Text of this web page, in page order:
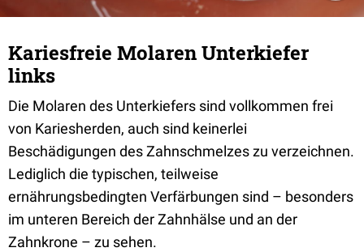
Kariesfreie Molaren Unterkiefer
links
Die Molaren des Unterkiefers sind vollkommen frei
von Kariesherden, auch sind keinerlei
Beschädigungen des Zahnschmelzes zu verzeichnen.
Lediglich die typischen, teilweise
ernährungsbedingten Verfärbungen sind – besonders
im unteren Bereich der Zahnhälse und an der
Zahnkrone – zu sehen.